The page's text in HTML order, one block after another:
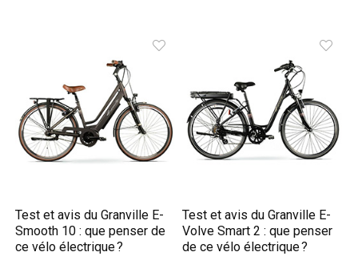
Test et avis du Granville E-
Smooth 10 : que penser de
ce vélo électrique ?
Test et avis du Granville E-
Volve Smart 2 : que penser
de ce vélo électrique ?